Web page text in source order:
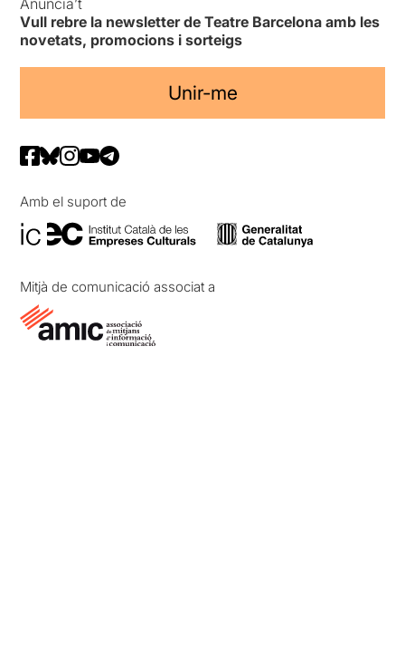
Anuncia’t
Vull rebre la newsletter de Teatre Barcelona amb les
novetats, promocions i sorteigs
Unir-me
Amb el suport de
Mitjà de comunicació associat a